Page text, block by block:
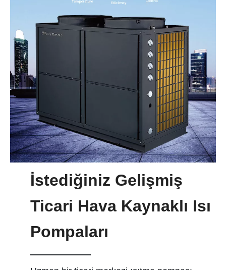
İstediğiniz Gelişmiş
Ticari Hava Kaynaklı Isı
Pompaları
——————